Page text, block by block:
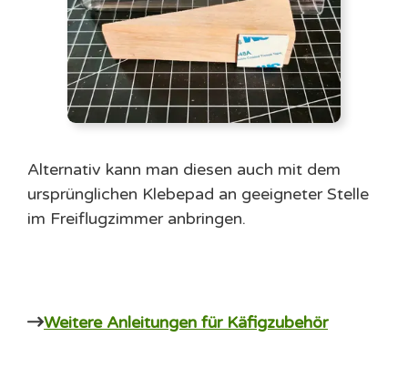
Alternativ kann man diesen auch mit dem
ursprünglichen Klebepad an geeigneter Stelle
im Freiflugzimmer anbringen.
Weitere Anleitungen für Käfigzubehör